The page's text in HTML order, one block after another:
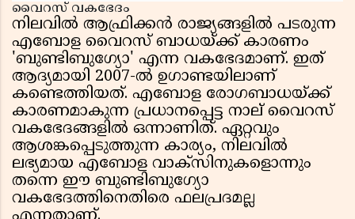
വൈറസ് വകഭേദം
നിലവിൽ ആഫ്രിക്കൻ രാജ്യങ്ങളിൽ പടരുന്ന
എബോള വൈറസ് ബാധയ്ക്ക് കാരണം
'ബുണ്ടിബുഗ്യോ' എന്ന വകഭേദമാണ്. ഇത്
ആദ്യമായി 2007-ൽ ഉഗാണ്ടയിലാണ്
കണ്ടെത്തിയത്. എബോള രോഗബാധയ്ക്ക്
കാരണമാകുന്ന പ്രധാനപ്പെട്ട നാല് വൈറസ്
വകഭേദങ്ങളിൽ ഒന്നാണിത്. ഏറ്റവും
ആശങ്കപ്പെടുത്തുന്ന കാര്യം, നിലവിൽ
ലഭ്യമായ എബോള വാക്സിനുകളൊന്നും
തന്നെ ഈ ബുണ്ടിബുഗ്യോ
വകഭേദത്തിനെതിരെ ഫലപ്രദമല്ല